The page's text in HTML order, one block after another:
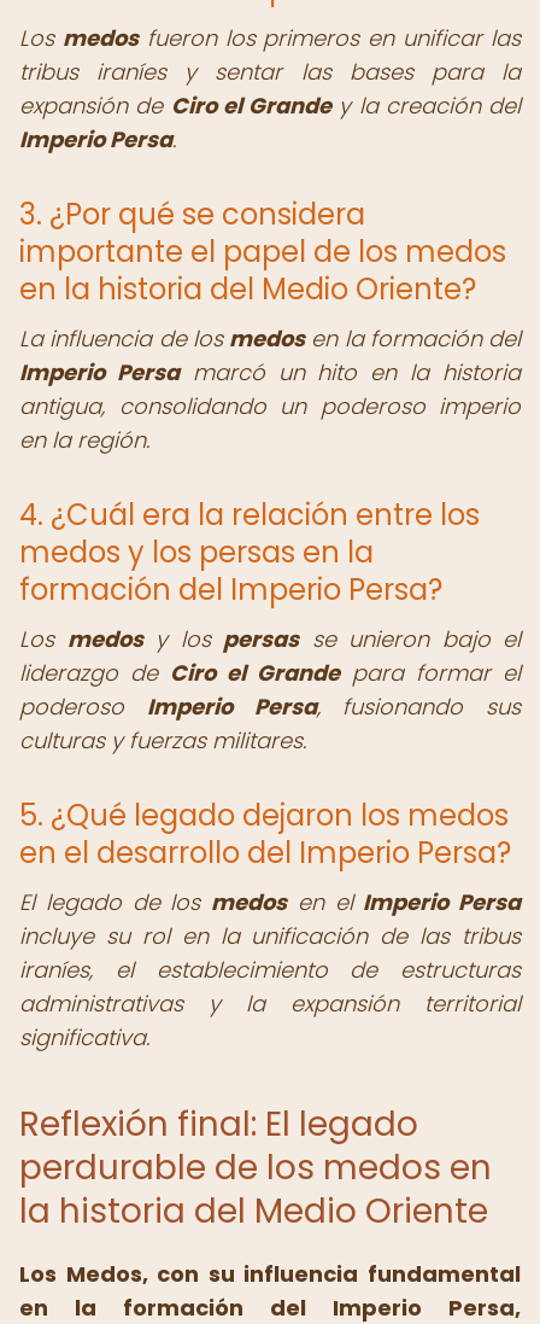
Los medosfueron los primeros en unificar las
tribus iraníes y sentar las bases para la
expansión de Ciro el Grandey la creación del
Imperio Persa.
3. ¿Por qué se considera
importante el papel de los medos
en la historia del Medio Oriente?
La influencia de los medosen la formación del
Imperio Persamarcó un hito en la historia
antigua, consolidando un poderoso imperio
en la región.
4. ¿Cuál era la relación entre los
medos y los persas en la
formación del Imperio Persa?
Los medosy los persasse unieron bajo el
liderazgo de Ciro el Grandepara formar el
poderoso Imperio Persa, fusionando sus
culturas y fuerzas militares.
5. ¿Qué legado dejaron los medos
en el desarrollo del Imperio Persa?
El legado de los medosen el Imperio Persa
incluye su rol en la unificación de las tribus
iraníes, el establecimiento de estructuras
administrativas y la expansión territorial
significativa.
Reflexión final: El legado
perdurable de los medos en
la historia del Medio Oriente
Los Medos, con su influencia fundamental
en la formación del Imperio Persa,